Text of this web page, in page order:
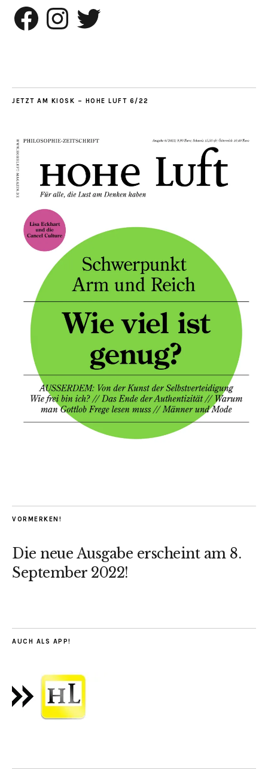
Facebook InstagramTwitter
JETZT AM KIOSK – HOHE LUFT 6/22
VORMERKEN!
Die neue Ausgabe erscheint am 8.
September 2022!
AUCH ALS APP!